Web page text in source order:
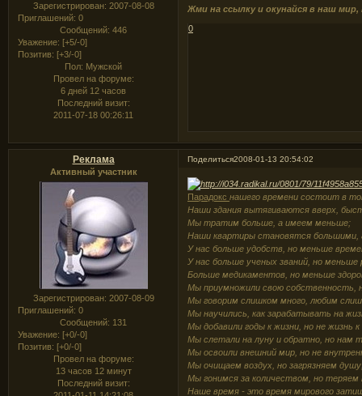
Зарегистрирован: 2007-08-08
Приглашений: 0
Сообщений: 446
Уважение: [+5/-0]
Позитив: [+3/-0]
Пол: Мужской
Провел на форуме:
6 дней 12 часов
Последний визит:
2011-07-18 00:26:11
Жми на ссылку и окунайся в наш
0
Поделиться2008-01-13 20:54:02
Реклама
Активный участник
Зарегистрирован: 2007-08-09
Приглашений: 0
Сообщений: 131
Уважение: [+0/-0]
Позитив: [+0/-0]
Провел на форуме:
13 часов 12 минут
Последний визит:
Парадокснашего времени состоит в
Наши здания вытягиваются вверх,
Мы тратим больше, а имеем меньше;
Наши квартиры становятся большими,
У нас больше удобств, но меньше
У нас больше ученых званий, но меньше
Больше медикаментов, но меньше
Мы приумножили свою собственность,
Мы говорим слишком много, любим
Мы научились, как зарабатывать на
Мы добавили годы к жизни, но не жизнь к
Мы слетали на луну и обратно, но нам
Мы освоили внешний мир, но не
Мы очищаем воздух, но загрязняем
Мы гонимся за количеством, но теряем
Наше время - это время мирового